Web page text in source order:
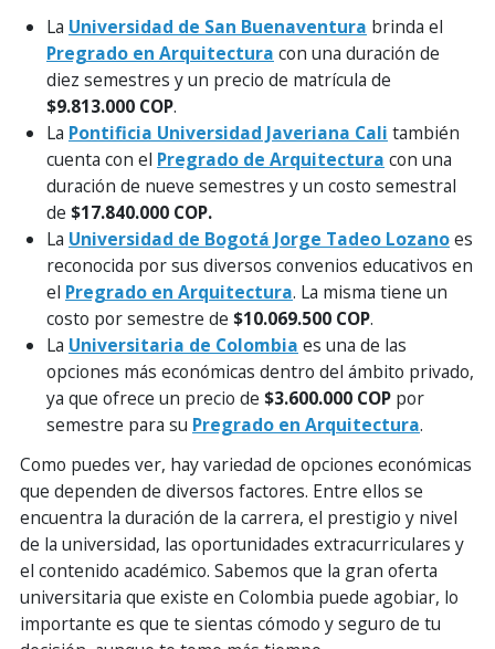
La Universidad de San Buenaventura brinda el
Pregrado en Arquitectura con una duración de
diez semestres y un precio de matrícula de
$9.813.000 COP.
La Pontificia Universidad Javeriana Cali también
cuenta con el Pregrado de Arquitectura con una
duración de nueve semestres y un costo semestral
de $17.840.000 COP.
La Universidad de Bogotá Jorge Tadeo Lozanoes
reconocida por sus diversos convenios educativos en
el Pregrado en Arquitectura. La misma tiene un
costo por semestre de $10.069.500 COP.
La Universitaria de Colombia es una de las
opciones más económicas dentro del ámbito privado,
ya que ofrece un precio de $3.600.000 COP por
semestre para su Pregrado en Arquitectura.
Como puedes ver, hay variedad de opciones económicas
que dependen de diversos factores. Entre ellos se
encuentra la duración de la carrera, el prestigio y nivel
de la universidad, las oportunidades extracurriculares y
el contenido académico. Sabemos que la gran oferta
universitaria que existe en Colombia puede agobiar, lo
importante es que te sientas cómodo y seguro de tu